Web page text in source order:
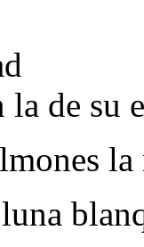
de su
la